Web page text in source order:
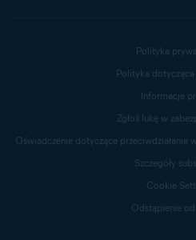
Polityka
Polityka
Informacje
Zgłoś lukę w
Oświadczenie dotyczące przeciwdziałania
Szczegóły
Cookie
Odstąpienie